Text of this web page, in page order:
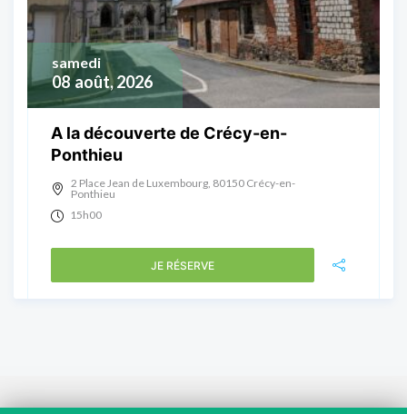
08 août, 2026
samedi
A la découverte de Crécy-en-
Ponthieu
2 Place Jean de Luxembourg, 80150 Crécy-en-
Ponthieu
15h00
JE RÉSERVE